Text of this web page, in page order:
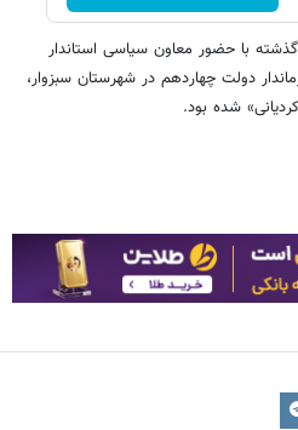
با حضور معاون سیاسی استاندار
دولت چهاردهم در شهرستان سبزوار،
شده بود.